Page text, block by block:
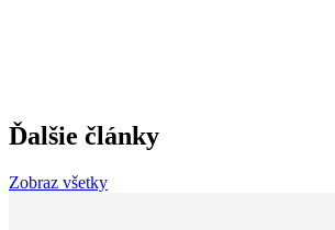
Ďalšie články
Zobraz všetky